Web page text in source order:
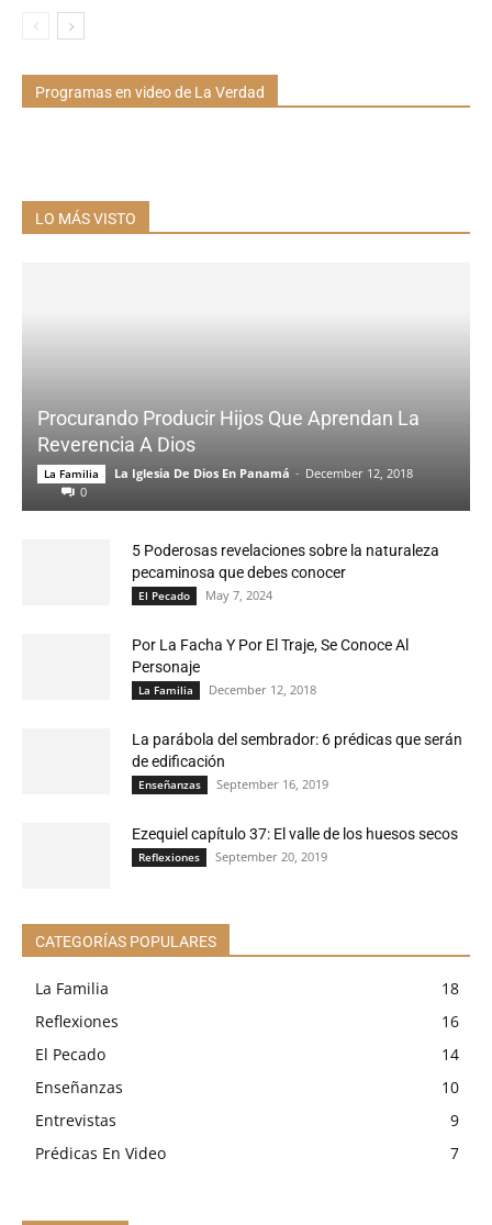
Programas en video de La Verdad
LO MÁS VISTO
Procurando Producir Hijos Que Aprendan La
Reverencia A Dios
La Familia La Iglesia De Dios En Panamá - December 12, 2018
0
5 Poderosas revelaciones sobre la naturaleza
pecaminosa que debes conocer
El Pecado May 7, 2024
Por La Facha Y Por El Traje, Se Conoce Al
Personaje
La Familia December 12, 2018
La parábola del sembrador: 6 prédicas que serán
de edificación
Enseñanzas September 16, 2019
Ezequiel capítulo 37: El valle de los huesos secos
Reflexiones September 20, 2019
CATEGORÍAS POPULARES
La Familia
18
Reflexiones
16
El Pecado
14
Enseñanzas
10
Entrevistas
9
Prédicas En Video
7